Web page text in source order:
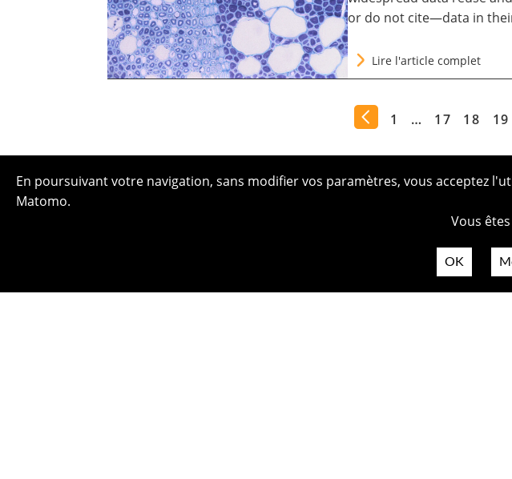
or do not cite—data in
Lire l'article complet
1 … 17 18 19
En poursuivant votre navigation, sans modifier vos paramètres, vous acceptez
Matomo.
Vous
OK